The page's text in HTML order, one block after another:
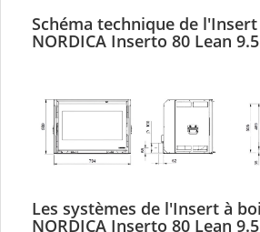
Schéma technique de
NORDICA Inserto 80 Lean
Les systèmes de l'Insert à
NORDICA Inserto 80 Lean